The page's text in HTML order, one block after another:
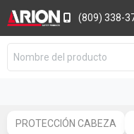
(809) 338-
PROTECCIÓN CABEZA